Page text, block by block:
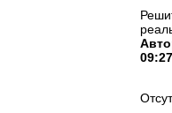
09:27